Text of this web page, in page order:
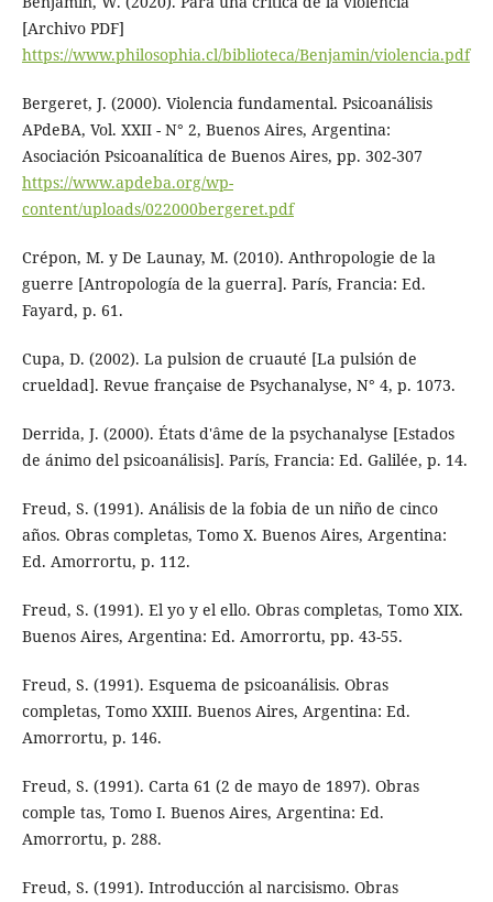
[Archivo PDF]
https://www.philosophia.cl/biblioteca/Benjamin/violencia.pdf
Bergeret, J. (2000). Violencia fundamental. Psicoanálisis
APdeBA, Vol. XXII - N° 2, Buenos Aires, Argentina:
Asociación Psicoanalítica de Buenos Aires, pp. 302-307
https://www.apdeba.org/wp-
content/uploads/022000bergeret.pdf
Crépon, M. y De Launay, M. (2010). Anthropologie de la
guerre [Antropología de la guerra]. París, Francia: Ed.
Fayard, p. 61.
Cupa, D. (2002). La pulsion de cruauté [La pulsión de
crueldad]. Revue française de Psychanalyse, N° 4, p. 1073.
Derrida, J. (2000). États d'âme de la psychanalyse [Estados
de ánimo del psicoanálisis]. París, Francia: Ed. Galilée, p. 14.
Freud, S. (1991). Análisis de la fobia de un niño de cinco
años. Obras completas, Tomo X. Buenos Aires, Argentina:
Ed. Amorrortu, p. 112.
Freud, S. (1991). El yo y el ello. Obras completas, Tomo XIX.
Buenos Aires, Argentina: Ed. Amorrortu, pp. 43-55.
Freud, S. (1991). Esquema de psicoanálisis. Obras
completas, Tomo XXIII. Buenos Aires, Argentina: Ed.
Amorrortu, p. 146.
Freud, S. (1991). Carta 61 (2 de mayo de 1897). Obras
comple tas, Tomo I. Buenos Aires, Argentina: Ed.
Amorrortu, p. 288.
Freud, S. (1991). Introducción al narcisismo. Obras